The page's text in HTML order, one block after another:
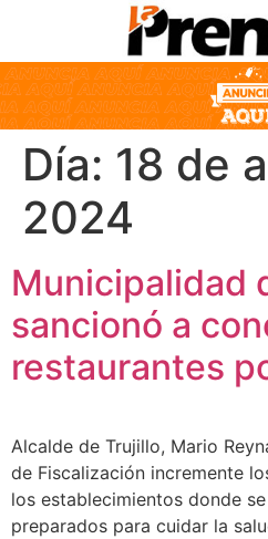
Día: 18 de
2024
Municipalidad
sancionó a
restaurantes
Alcalde de Trujillo, Mario
de Fiscalización incremente
los establecimientos donde
preparados para cuidar la